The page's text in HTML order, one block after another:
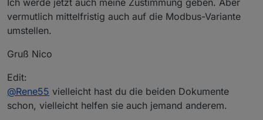
Ich werde jetzt auch meine Zustimmung geben. Aber
vermutlich mittelfristig auch auf die Modbus-Variante
umstellen.
Gruß Nico
Edit:
@Rene55 vielleicht hast du die beiden Dokumente
schon, vielleicht helfen sie auch jemand anderem.